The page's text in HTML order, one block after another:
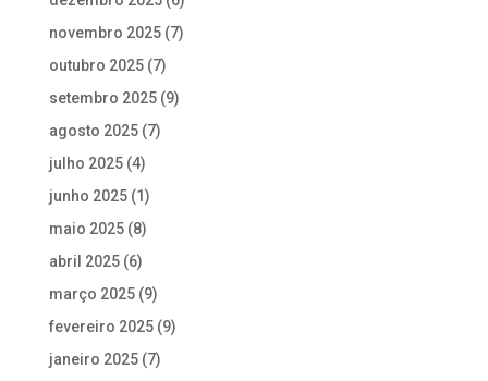
novembro 2025(7)
outubro 2025(7)
setembro 2025(9)
agosto 2025(7)
julho 2025(4)
junho 2025(1)
maio 2025(8)
abril 2025(6)
março 2025(9)
fevereiro 2025(9)
janeiro 2025(7)